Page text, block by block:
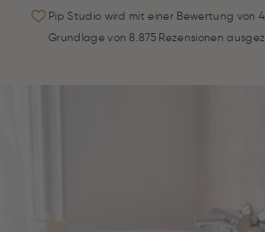
Pip Studio wird mit einer Bewertung von
Grundlage von 8.875 Rezensionen